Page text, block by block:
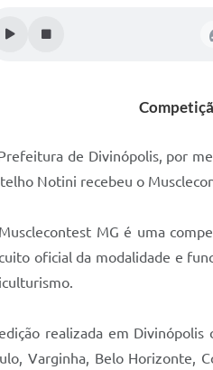
de Divinópolis, por
Notini recebeu o
MG é uma
oficial da modalidade e
realizada em Divinópolis
Varginha, Belo Horizonte,